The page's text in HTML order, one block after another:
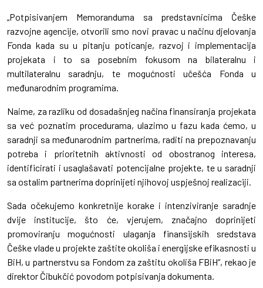
„Potpisivanjem Memoranduma sa predstavnicima Češke
razvojne agencije, otvorili smo novi pravac u načinu djelovanja
Fonda kada su u pitanju poticanje, razvoj i implementacija
projekata i to sa posebnim fokusom na bilateralnu i
multilateralnu saradnju, te mogućnosti učešća Fonda u
međunarodnim programima.
Naime, za razliku od dosadašnjeg načina finansiranja projekata
sa već poznatim procedurama, ulazimo u fazu kada ćemo, u
saradnji sa međunarodnim partnerima, raditi na prepoznavanju
potreba i prioritetnih aktivnosti od obostranog interesa,
identificirati i usaglašavati potencijalne projekte, te u saradnji
sa ostalim partnerima doprinijeti njihovoj uspješnoj realizaciji.
Sada očekujemo konkretnije korake i intenziviranje saradnje
dvije institucije, što će, vjerujem, značajno doprinijeti
promoviranju mogućnosti ulaganja finansijskih sredstava
Češke vlade u projekte zaštite okoliša i energijske efikasnosti u
BiH, u partnerstvu sa Fondom za zaštitu okoliša FBiH“, rekao je
direktor Čibukčić povodom potpisivanja dokumenta.